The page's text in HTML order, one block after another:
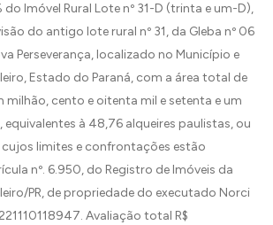
do Imóvel Rural Lote nº 31-D (trinta e um-D),
do antigo lote rural nº 31, da Gleba nº 06
Perseverança, localizado no Município e
Estado do Paraná, com a área total de
milhão, cento e oitenta mil e setenta e um
à 48,76 alqueires paulistas, ou
cujos limites e confrontações estão
nº. 6.950, do Registro de Imóveis da
PR, de propriedade do executado Norci
Avaliação total R$